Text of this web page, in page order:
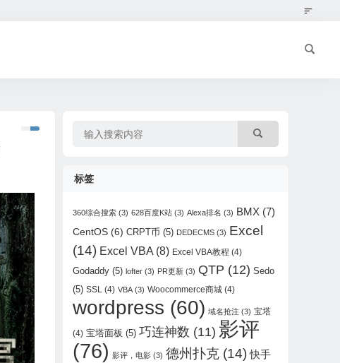
标签
360综合搜索 (3) 628百度K站 (3) Alexa排名 (3) BMX (7)
CentOS (6) CRPT币 (5) DEDECMS (3) Excel
(14) Excel VBA (8) Excel VBA教程 (4)
Godaddy (5) lofter (3) PR更新 (3) QTP (12) Sedo
(5) SSL (4) VBA (3) Woocommerce商城 (4)
wordpress (60) 域名抢注 (3) 宝塔
(4) 宝塔面板 (5) 巧连神数 (11) 影评
(76) 影评，电影 (3) 德州扑克 (14) 快手